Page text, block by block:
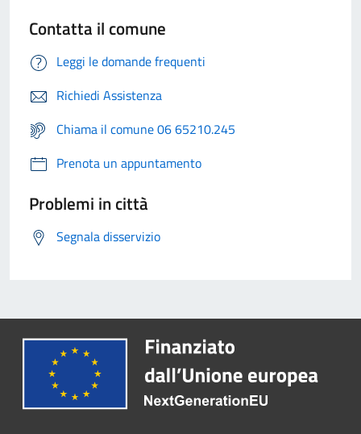
Contatta il comune
Leggi le domande frequenti
Richiedi Assistenza
Chiama il comune 06 65210.245
Prenota un appuntamento
Problemi in città
Segnala disservizio